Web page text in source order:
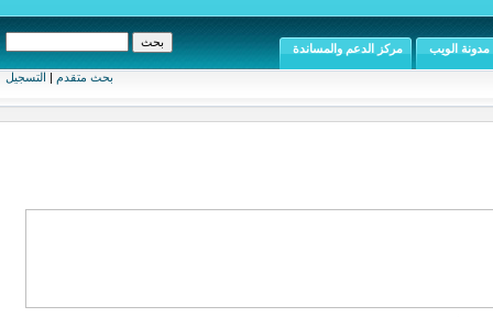
بحث متقدم | التسجيل
مدونة الويب مركز الدعم والمساندة